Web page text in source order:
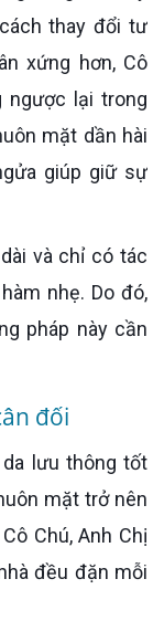
thay đổi tư
xứng hơn, Cô
ngược lại trong
mặt dần hài
giúp giữ sự
nhẹ. Do đó,
pháp này cần
đối
mặt trở nên
Chú, Anh Chị
đều đặn mỗi